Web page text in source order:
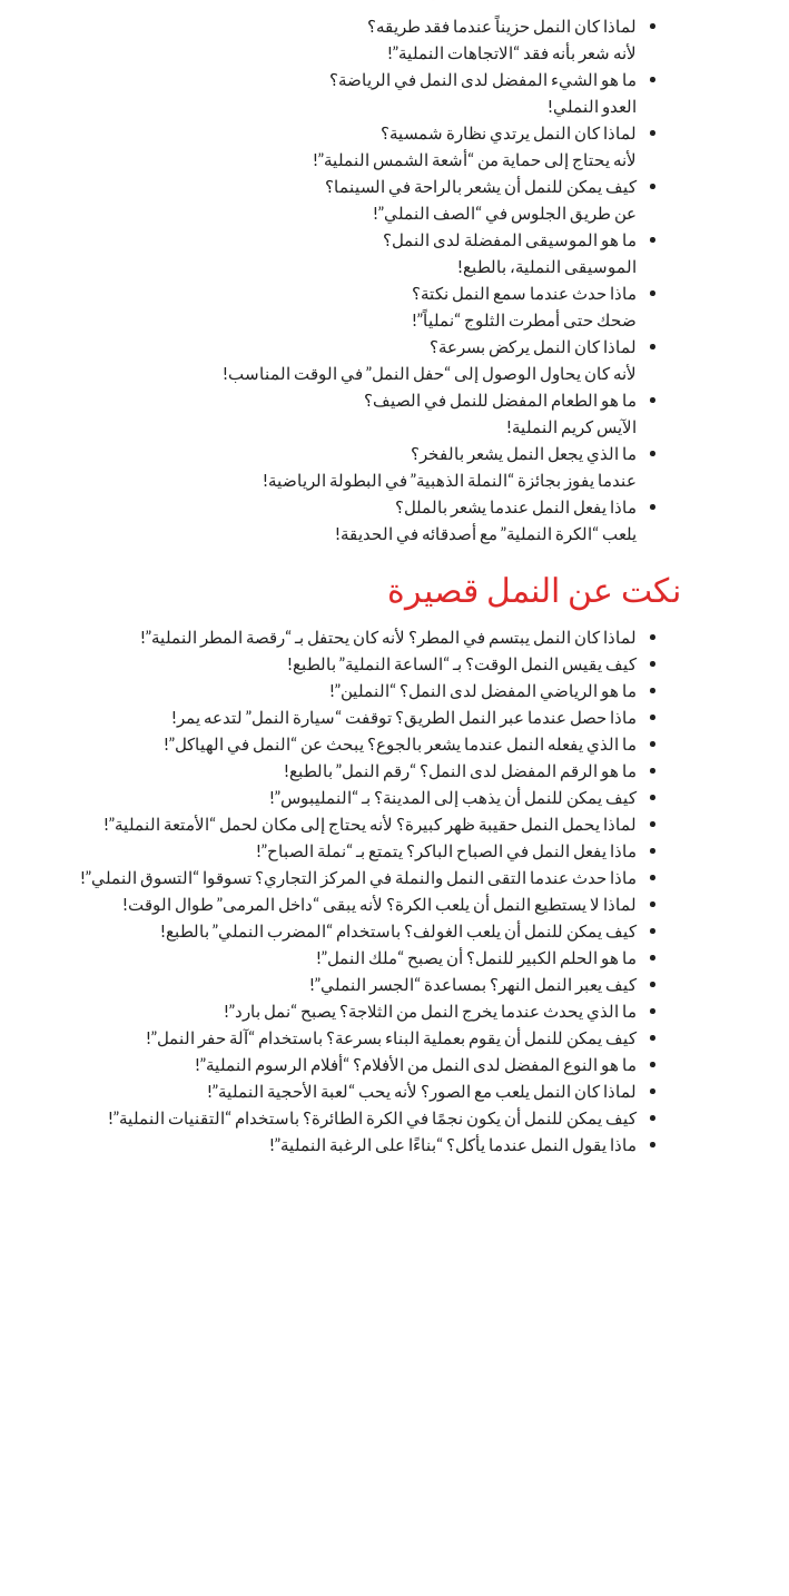
لماذا كان النمل حزيناً عندما فقد طريقه؟
لأنه شعر بأنه فقد “الاتجاهات النملية”!
ما هو الشيء المفضل لدى النمل في الرياضة؟
العدو النملي!
لماذا كان النمل يرتدي نظارة شمسية؟
لأنه يحتاج إلى حماية من “أشعة الشمس النملية”!
كيف يمكن للنمل أن يشعر بالراحة في السينما؟
عن طريق الجلوس في “الصف النملي”!
ما هو الموسيقى المفضلة لدى النمل؟
الموسيقى النملية، بالطبع!
ماذا حدث عندما سمع النمل نكتة؟
ضحك حتى أمطرت الثلوج “نملياً”!
لماذا كان النمل يركض بسرعة؟
لأنه كان يحاول الوصول إلى “حفل النمل” في الوقت المناسب!
ما هو الطعام المفضل للنمل في الصيف؟
الآيس كريم النملية!
ما الذي يجعل النمل يشعر بالفخر؟
عندما يفوز بجائزة “النملة الذهبية” في البطولة الرياضية!
ماذا يفعل النمل عندما يشعر بالملل؟
يلعب “الكرة النملية” مع أصدقائه في الحديقة!
نكت عن النمل قصيرة
لماذا كان النمل يبتسم في المطر؟ لأنه كان يحتفل بـ “رقصة المطر النملية”!
كيف يقيس النمل الوقت؟ بـ “الساعة النملية” بالطبع!
ما هو الرياضي المفضل لدى النمل؟ “النملين”!
ماذا حصل عندما عبر النمل الطريق؟ توقفت “سيارة النمل” لتدعه يمر!
ما الذي يفعله النمل عندما يشعر بالجوع؟ يبحث عن “النمل في الهياكل”!
ما هو الرقم المفضل لدى النمل؟ “رقم النمل” بالطبع!
كيف يمكن للنمل أن يذهب إلى المدينة؟ بـ “النمليبوس”!
لماذا يحمل النمل حقيبة ظهر كبيرة؟ لأنه يحتاج إلى مكان لحمل “الأمتعة النملية”!
ماذا يفعل النمل في الصباح الباكر؟ يتمتع بـ “نملة الصباح”!
ماذا حدث عندما التقى النمل والنملة في المركز التجاري؟ تسوقوا “التسوق النملي”!
لماذا لا يستطيع النمل أن يلعب الكرة؟ لأنه يبقى “داخل المرمى” طوال الوقت!
كيف يمكن للنمل أن يلعب الغولف؟ باستخدام “المضرب النملي” بالطبع!
ما هو الحلم الكبير للنمل؟ أن يصبح “ملك النمل”!
كيف يعبر النمل النهر؟ بمساعدة “الجسر النملي”!
ما الذي يحدث عندما يخرج النمل من الثلاجة؟ يصبح “نمل بارد”!
كيف يمكن للنمل أن يقوم بعملية البناء بسرعة؟ باستخدام “آلة حفر النمل”!
ما هو النوع المفضل لدى النمل من الأفلام؟ “أفلام الرسوم النملية”!
لماذا كان النمل يلعب مع الصور؟ لأنه يحب “لعبة الأحجية النملية”!
كيف يمكن للنمل أن يكون نجمًا في الكرة الطائرة؟ باستخدام “التقنيات النملية”!
ماذا يقول النمل عندما يأكل؟ “بناءًا على الرغبة النملية”!